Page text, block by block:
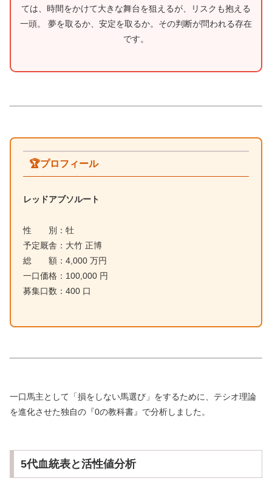
ては、時間をかけて大きな舞台を狙えるが、リスクも抱える
一頭。 夢を取るか、安定を取るか。その判断が問われる存在
です。
🏆プロフィール
レッドアブソルート
性 別：牡
予定厩舎：大竹 正博
総 額：4,000 万円
一口価格：100,000 円
募集口数：400 口
一口馬主として「損をしない馬選び」をするために、テシオ理論
を進化させた独自の『0の教科書』で分析しました。
5代血統表と活性値分析